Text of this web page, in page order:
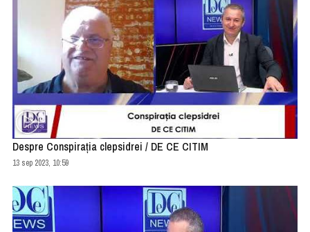
Despre Conspirația clepsidrei / DE CE CITIM
13 sep 2023, 10:59